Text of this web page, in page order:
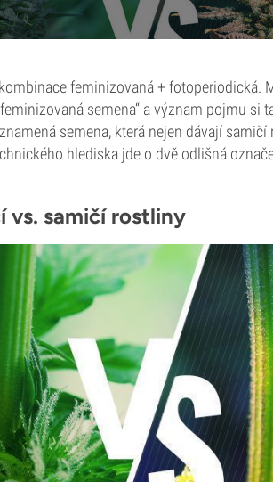
feminizovaná + fotoperiodická.
semena“ a význam pojmu si
semena, která nejen dávají
hlediska jde o dvě odlišná
vs. samičí rostliny